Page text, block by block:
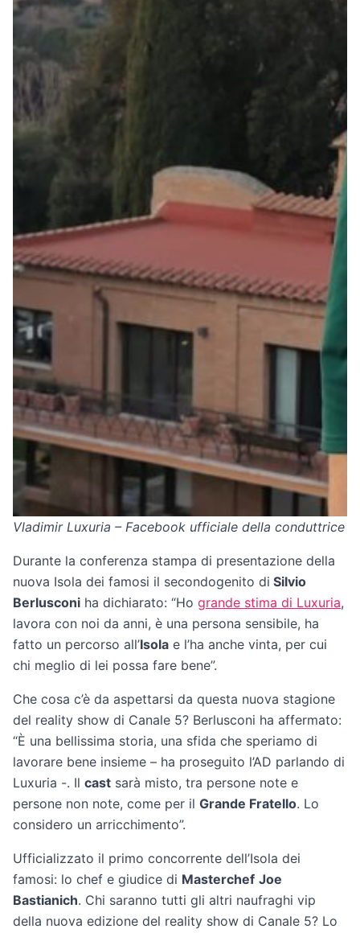
Vladimir Luxuria – Facebook ufficiale della conduttrice
Durante la conferenza stampa di presentazione della
nuova Isola dei famosi il secondogenito di Silvio
Berlusconi ha dichiarato: “Ho grande stima di Luxuria,
lavora con noi da anni, è una persona sensibile, ha
fatto un percorso all’Isola e l’ha anche vinta, per cui
chi meglio di lei possa fare bene”.
Che cosa c’è da aspettarsi da questa nuova stagione
del reality show di Canale 5? Berlusconi ha affermato:
“È una bellissima storia, una sfida che speriamo di
lavorare bene insieme – ha proseguito l’AD parlando di
Luxuria -. Il cast sarà misto, tra persone note e
persone non note, come per il Grande Fratello. Lo
considero un arricchimento”.
Ufficializzato il primo concorrente dell’Isola dei
famosi: lo chef e giudice di Masterchef Joe
Bastianich. Chi saranno tutti gli altri naufraghi vip
della nuova edizione del reality show di Canale 5? Lo